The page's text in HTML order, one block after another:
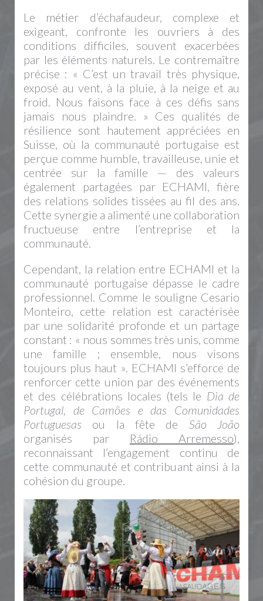
Le métier d’échafaudeur, complexe et
exigeant, confronte les ouvriers à des
conditions difficiles, souvent exacerbées
par les éléments naturels. Le contremaître
précise : « C’est un travail très physique,
exposé au vent, à la pluie, à la neige et au
froid. Nous faisons face à ces défis sans
jamais nous plaindre. » Ces qualités de
résilience sont hautement appréciées en
Suisse, où la communauté portugaise est
perçue comme humble, travailleuse, unie et
centrée sur la famille — des valeurs
également partagées par ECHAMI, fière
des relations solides tissées au fil des ans.
Cette synergie a alimenté une collaboration
fructueuse entre l’entreprise et la
communauté.
Cependant, la relation entre ECHAMI et la
communauté portugaise dépasse le cadre
professionnel. Comme le souligne Cesario
Monteiro, cette relation est caractérisée
par une solidarité profonde et un partage
constant : « nous sommes très unis, comme
une famille ; ensemble, nous visons
toujours plus haut ». ECHAMI s’efforce de
renforcer cette union par des événements
et des célébrations locales (tels le Dia de
Portugal, de Camões e das Comunidades
Portuguesas ou la fête de São João
organisés par Rádio Arremesso),
reconnaissant l’engagement continu de
cette communauté et contribuant ainsi à la
cohésion du groupe.